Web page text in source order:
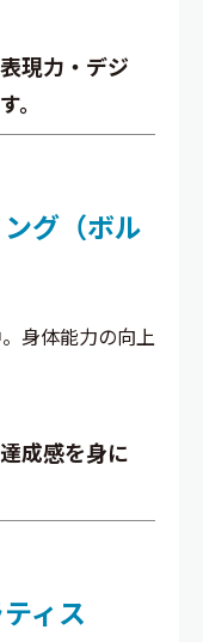
現力・デジ
。
グ（ボル
身体能力の向上
成感を身に
ィス